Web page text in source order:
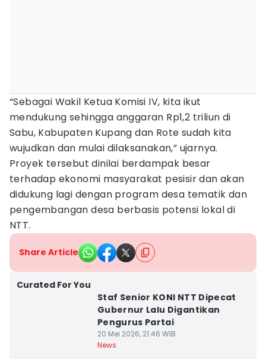
“Sebagai Wakil Ketua Komisi IV, kita ikut
mendukung sehingga anggaran Rp1,2 triliun di
Sabu, Kabupaten Kupang dan Rote sudah kita
wujudkan dan mulai dilaksanakan,” ujarnya.
Proyek tersebut dinilai berdampak besar
terhadap ekonomi masyarakat pesisir dan akan
didukung lagi dengan program desa tematik dan
pengembangan desa berbasis potensi lokal di
NTT.
Share Article
Curated For You
Staf Senior KONI NTT Dipecat
Gubernur Lalu Digantikan
Pengurus Partai
20 Mei 2026, 21:46 WIB
News